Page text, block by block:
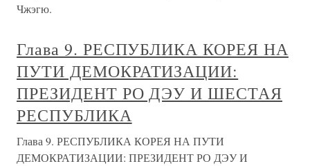
Чжэгю.
Глава 9. РЕСПУБЛИКА КОРЕЯ НА
ПУТИ ДЕМОКРАТИЗАЦИИ:
ПРЕЗИДЕНТ РО ДЭУ И ШЕСТАЯ
РЕСПУБЛИКА
Глава 9. РЕСПУБЛИКА КОРЕЯ НА ПУТИ
ДЕМОКРАТИЗАЦИИ: ПРЕЗИДЕНТ РО ДЭУ И